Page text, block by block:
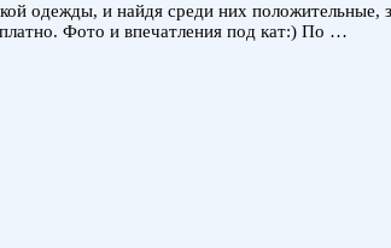
одежды, и найдя среди них положительные,
Фото и впечатления под кат:) По …